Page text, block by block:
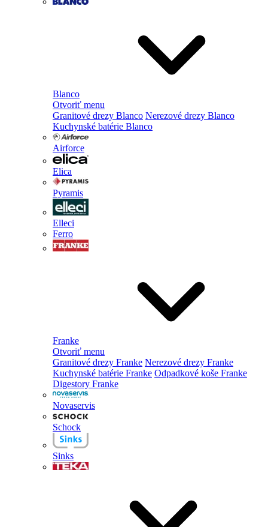
Blanco
Otvoriť menu
Granitové drezy Blanco Nerezové drezy Blanco
Kuchynské batérie Blanco
Airforce
Elica
Pyramis
Elleci
Ferro
Franke
Otvoriť menu
Granitové drezy Franke Nerezové drezy Franke
Kuchynské batérie Franke Odpadkové koše Franke
Digestory Franke
Novaservis
Schock
Sinks